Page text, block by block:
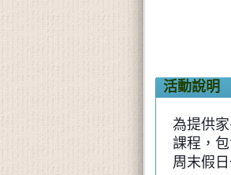
活動說明
為提供
課程，
周末假